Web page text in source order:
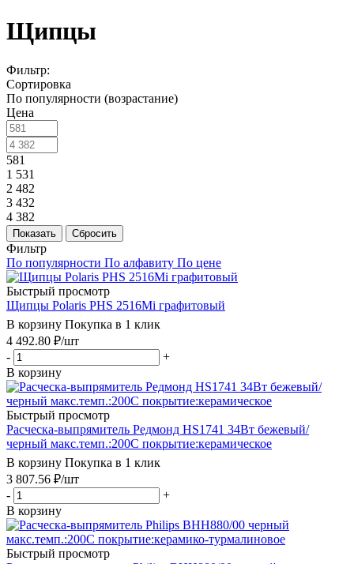
Щипцы
Фильтр:
Сортировка
По популярности (возрастание)
Цена
581
1 531
2 482
3 432
4 382
Показать Сбросить
Фильтр
По популярности По алфавиту По цене
Быстрый просмотр
Щипцы Polaris PHS 2516Mi графитовый
В корзину Покупка в 1 клик
4 492.80 ₽/шт
-
+
В корзину
Быстрый просмотр
Расческа-выпрямитель Редмонд HS1741 34Вт бежевый/
черный макс.темп.:200С покрытие:керамическое
В корзину Покупка в 1 клик
3 807.56 ₽/шт
-
+
В корзину
Быстрый просмотр